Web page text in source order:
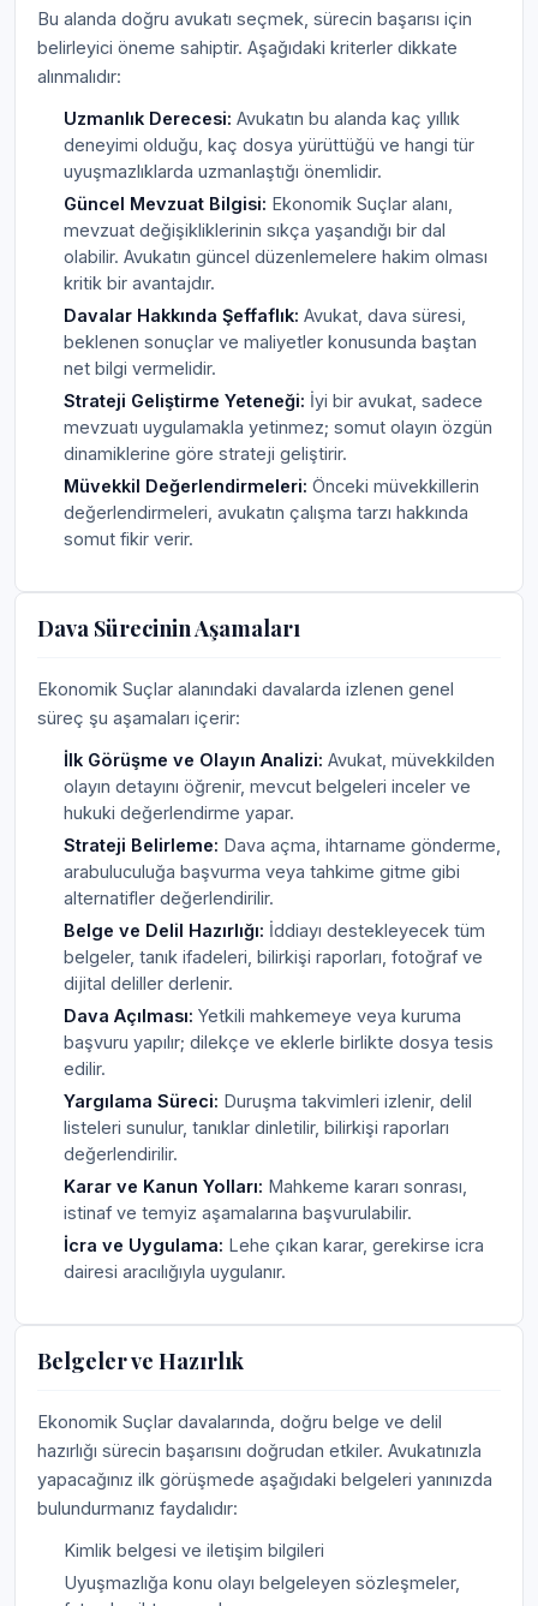
Bu alanda doğru avukatı seçmek, sürecin başarısı için
belirleyici öneme sahiptir. Aşağıdaki kriterler dikkate
alınmalıdır:
Uzmanlık Derecesi: Avukatın bu alanda kaç yıllık
deneyimi olduğu, kaç dosya yürüttüğü ve hangi tür
uyuşmazlıklarda uzmanlaştığı önemlidir.
Güncel Mevzuat Bilgisi: Ekonomik Suçlar alanı,
mevzuat değişikliklerinin sıkça yaşandığı bir dal
olabilir. Avukatın güncel düzenlemelere hakim olması
kritik bir avantajdır.
Davalar Hakkında Şeffaflık: Avukat, dava süresi,
beklenen sonuçlar ve maliyetler konusunda baştan
net bilgi vermelidir.
Strateji Geliştirme Yeteneği: İyi bir avukat, sadece
mevzuatı uygulamakla yetinmez; somut olayın özgün
dinamiklerine göre strateji geliştirir.
Müvekkil Değerlendirmeleri: Önceki müvekkillerin
değerlendirmeleri, avukatın çalışma tarzı hakkında
somut fikir verir.
Dava Sürecinin Aşamaları
Ekonomik Suçlar alanındaki davalarda izlenen genel
süreç şu aşamaları içerir:
İlk Görüşme ve Olayın Analizi: Avukat, müvekkilden
olayın detayını öğrenir, mevcut belgeleri inceler ve
hukuki değerlendirme yapar.
Strateji Belirleme: Dava açma, ihtarname gönderme,
arabuluculuğa başvurma veya tahkime gitme gibi
alternatifler değerlendirilir.
Belge ve Delil Hazırlığı: İddiayı destekleyecek tüm
belgeler, tanık ifadeleri, bilirkişi raporları, fotoğraf ve
dijital deliller derlenir.
Dava Açılması: Yetkili mahkemeye veya kuruma
başvuru yapılır; dilekçe ve eklerle birlikte dosya tesis
edilir.
Yargılama Süreci: Duruşma takvimleri izlenir, delil
listeleri sunulur, tanıklar dinletilir, bilirkişi raporları
değerlendirilir.
Karar ve Kanun Yolları: Mahkeme kararı sonrası,
istinaf ve temyiz aşamalarına başvurulabilir.
İcra ve Uygulama: Lehe çıkan karar, gerekirse icra
dairesi aracılığıyla uygulanır.
Belgeler ve Hazırlık
Ekonomik Suçlar davalarında, doğru belge ve delil
hazırlığı sürecin başarısını doğrudan etkiler. Avukatınızla
yapacağınız ilk görüşmede aşağıdaki belgeleri yanınızda
bulundurmanız faydalıdır:
Kimlik belgesi ve iletişim bilgileri
Uyuşmazlığa konu olayı belgeleyen sözleşmeler,